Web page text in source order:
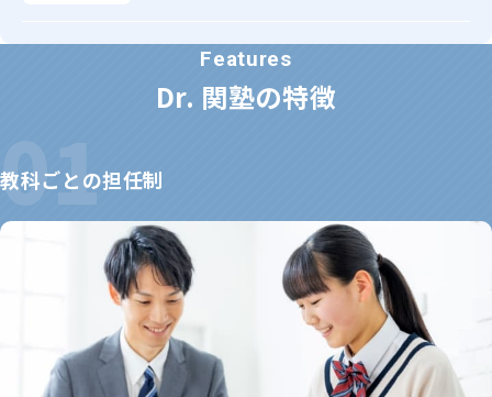
Dr. 関塾の特徴
教科ごとの担任制